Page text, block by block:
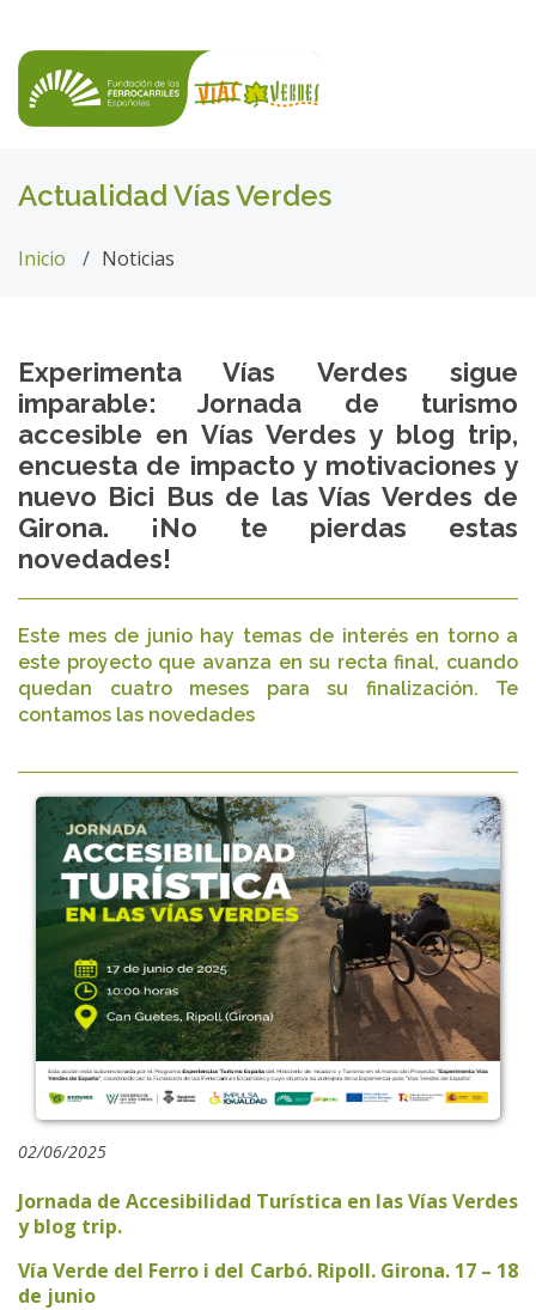
Actualidad Vías Verdes
Inicio Noticias
Experimenta Vías Verdes sigue
imparable: Jornada de turismo
accesible en Vías Verdes y blog trip,
encuesta de impacto y motivaciones y
nuevo Bici Bus de las Vías Verdes de
Girona. ¡No te pierdas estas
novedades!
Este mes de junio hay temas de interés en torno a
este proyecto que avanza en su recta final, cuando
quedan cuatro meses para su finalización. Te
contamos las novedades
02/06/2025
Jornada de Accesibilidad Turística en las Vías Verdes
y blog trip.
Vía Verde del Ferro i del Carbó. Ripoll. Girona. 17 – 18
de junio